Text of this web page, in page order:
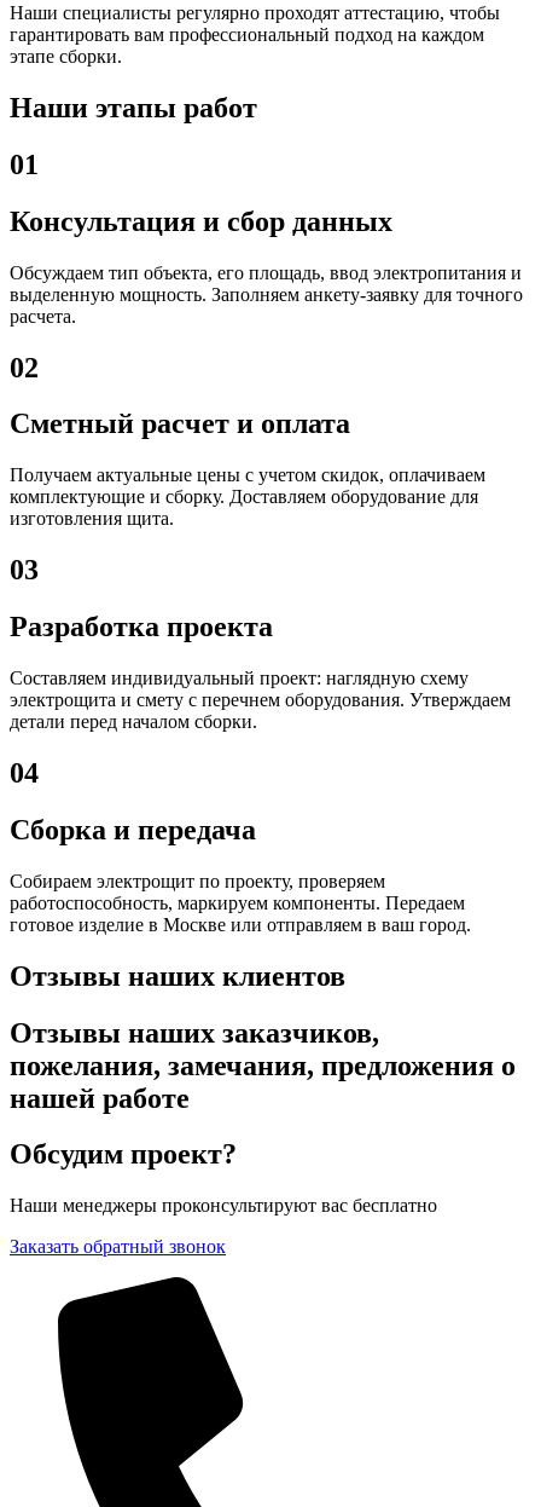
Наши специалисты регулярно проходят аттестацию, чтобы
гарантировать вам профессиональный подход на каждом
этапе сборки.
Наши этапы работ
01
Консультация и сбор данных
Обсуждаем тип объекта, его площадь, ввод электропитания и
выделенную мощность. Заполняем анкету-заявку для точного
расчета.
02
Сметный расчет и оплата
Получаем актуальные цены с учетом скидок, оплачиваем
комплектующие и сборку. Доставляем оборудование для
изготовления щита.
03
Разработка проекта
Составляем индивидуальный проект: наглядную схему
электрощита и смету с перечнем оборудования. Утверждаем
детали перед началом сборки.
04
Сборка и передача
Собираем электрощит по проекту, проверяем
работоспособность, маркируем компоненты. Передаем
готовое изделие в Москве или отправляем в ваш город.
Отзывы наших клиентов
Отзывы наших заказчиков,
пожелания, замечания, предложения о
нашей работе
Обсудим проект?
Наши менеджеры проконсультируют вас бесплатно
Заказать обратный звонок